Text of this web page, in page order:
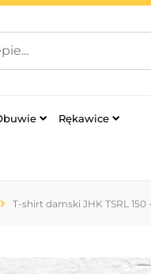
Rękawice
T-shirt damski JHK TSRL 150